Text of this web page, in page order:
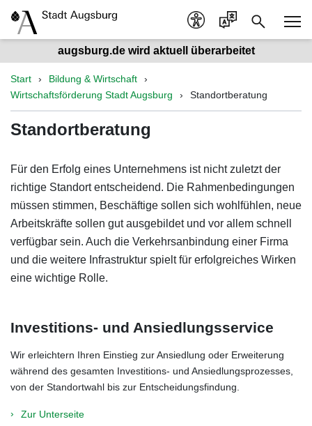
augsburg.de wird aktuell überarbeitet
Start
Bildung & Wirtschaft
Wirtschaftsförderung Stadt Augsburg
Standortberatung
Standortberatung
Für den Erfolg eines Unternehmens ist nicht zuletzt der
richtige Standort entscheidend. Die Rahmenbedingungen
müssen stimmen, Beschäftige sollen sich wohlfühlen, neue
Arbeitskräfte sollen gut ausgebildet und vor allem schnell
verfügbar sein. Auch die Verkehrsanbindung einer Firma
und die weitere Infrastruktur spielt für erfolgreiches Wirken
eine wichtige Rolle.
Investitions- und Ansiedlungsservice
Wir erleichtern Ihren Einstieg zur Ansiedlung oder Erweiterung
während des gesamten Investitions‐ und Ansiedlungsprozesses,
von der Standortwahl bis zur Entscheidungsfindung.
Zur Unterseite